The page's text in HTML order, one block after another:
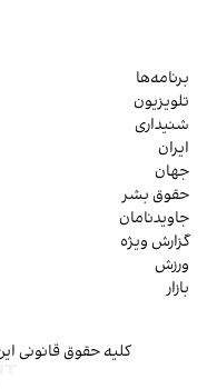
برنامه‌ها
تلویزیون
شنیداری
ایران
جهان
حقوق بشر
جاویدنامان
گزارش ویژه
ورزش
بازار
کلیه حقوق قانونی